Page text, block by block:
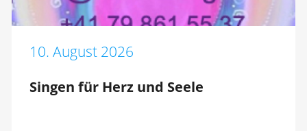
10. August 2026
Singen für Herz und Seele